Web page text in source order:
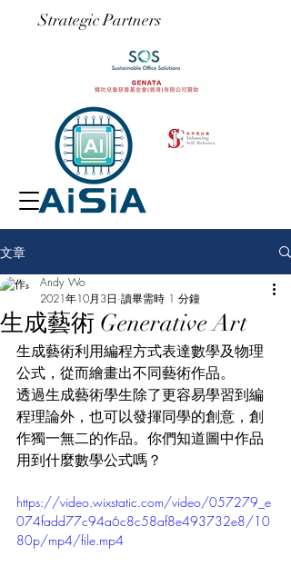
​Strategic Partners
文章
生成藝術 Generative Art
Andy Wo
2021年10月3日 讀畢需時 1 分鐘
生成藝術利用編程方式表達數學及物理
公式，從而繪畫出不同藝術作品。
透過生成藝術學生除了更容易學習到編
程理論外，也可以發揮同學的創意，創
作獨一無二的作品。你們知道圖中作品
用到什麼數學公式嗎？
https://video.wixstatic.com/video/057279_e
074fadd77c94a6c8c58af8e493732e8/10
80p/mp4/file.mp4